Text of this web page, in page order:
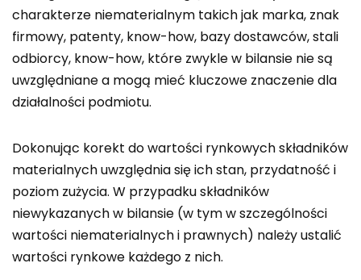
charakterze niematerialnym takich jak marka, znak
firmowy, patenty, know-how, bazy dostawców, stali
odbiorcy, know-how, które zwykle w bilansie nie są
uwzględniane a mogą mieć kluczowe znaczenie dla
działalności podmiotu.
Dokonując korekt do wartości rynkowych składników
materialnych uwzględnia się ich stan, przydatność i
poziom zużycia. W przypadku składników
niewykazanych w bilansie (w tym w szczególności
wartości niematerialnych i prawnych) należy ustalić
wartości rynkowe każdego z nich.